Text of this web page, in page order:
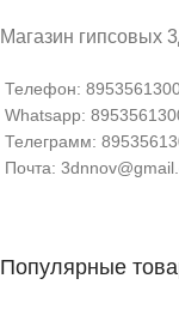
Магазин гипсовых
Телефон:
Whatsapp:
Телеграмм:
Почта:
Популярные